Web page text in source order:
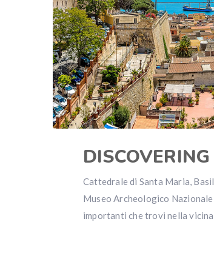
Cattedrale di Santa Maria,
Museo Archeologico
importanti che trovi nella